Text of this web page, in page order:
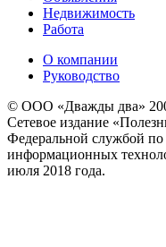
Недвижимость
Работа
О компании
Руководство
© ООО «Дважды два»
Сетевое издание
Федеральной службой по
информационных
июля 2018 года.